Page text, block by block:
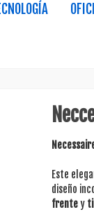
Este
diseño
frentey